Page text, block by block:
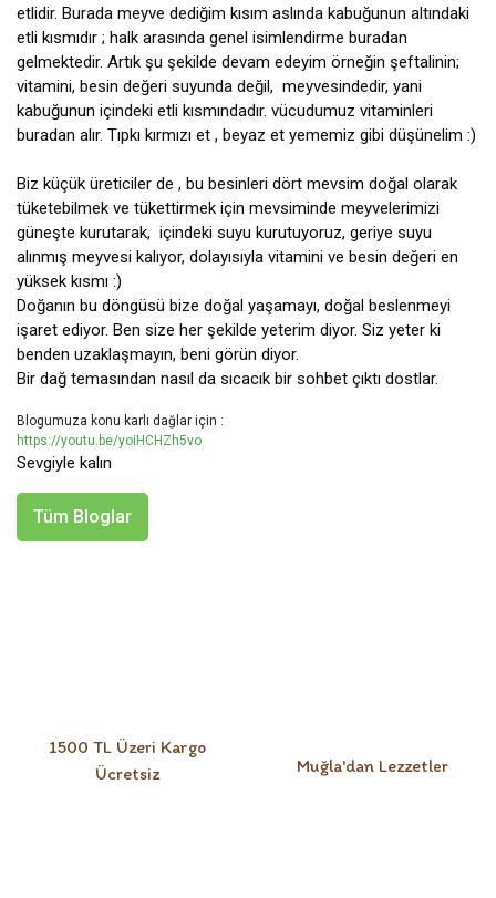
etlidir. Burada meyve dediğim kısım aslında kabuğunun altındaki
etli kısmıdır ; halk arasında genel isimlendirme buradan
gelmektedir. Artık şu şekilde devam edeyim örneğin şeftalinin;
vitamini, besin değeri suyunda değil,  meyvesindedir, yani
kabuğunun içindeki etli kısmındadır. vücudumuz vitaminleri
buradan alır. Tıpkı kırmızı et , beyaz et yememiz gibi düşünelim :)
Biz küçük üreticiler de , bu besinleri dört mevsim doğal olarak
tüketebilmek ve tükettirmek için mevsiminde meyvelerimizi
güneşte kurutarak,  içindeki suyu kurutuyoruz, geriye suyu
alınmış meyvesi kalıyor, dolayısıyla vitamini ve besin değeri en
yüksek kısmı :)
Doğanın bu döngüsü bize doğal yaşamayı, doğal beslenmeyi
işaret ediyor. Ben size her şekilde yeterim diyor. Siz yeter ki
benden uzaklaşmayın, beni görün diyor.
Bir dağ temasından nasıl da sıcacık bir sohbet çıktı dostlar.
Blogumuza konu karlı dağlar için :
https://youtu.be/yoiHCHZh5vo
Sevgiyle kalın
Tüm Bloglar
1500 TL Üzeri Kargo
Ücretsiz
Muğla'dan Lezzetler